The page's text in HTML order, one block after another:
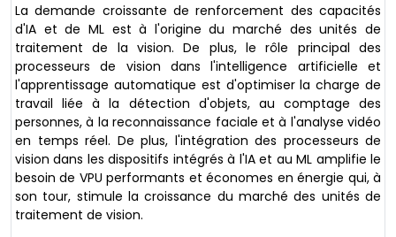
La demande croissante de renforcement des capacités
d'IA et de ML est à l'origine du marché des unités de
traitement de la vision. De plus, le rôle principal des
processeurs de vision dans l'intelligence artificielle et
l'apprentissage automatique est d'optimiser la charge de
travail liée à la détection d'objets, au comptage des
personnes, à la reconnaissance faciale et à l'analyse vidéo
en temps réel. De plus, l'intégration des processeurs de
vision dans les dispositifs intégrés à l'IA et au ML amplifie le
besoin de VPU performants et économes en énergie qui, à
son tour, stimule la croissance du marché des unités de
traitement de vision.